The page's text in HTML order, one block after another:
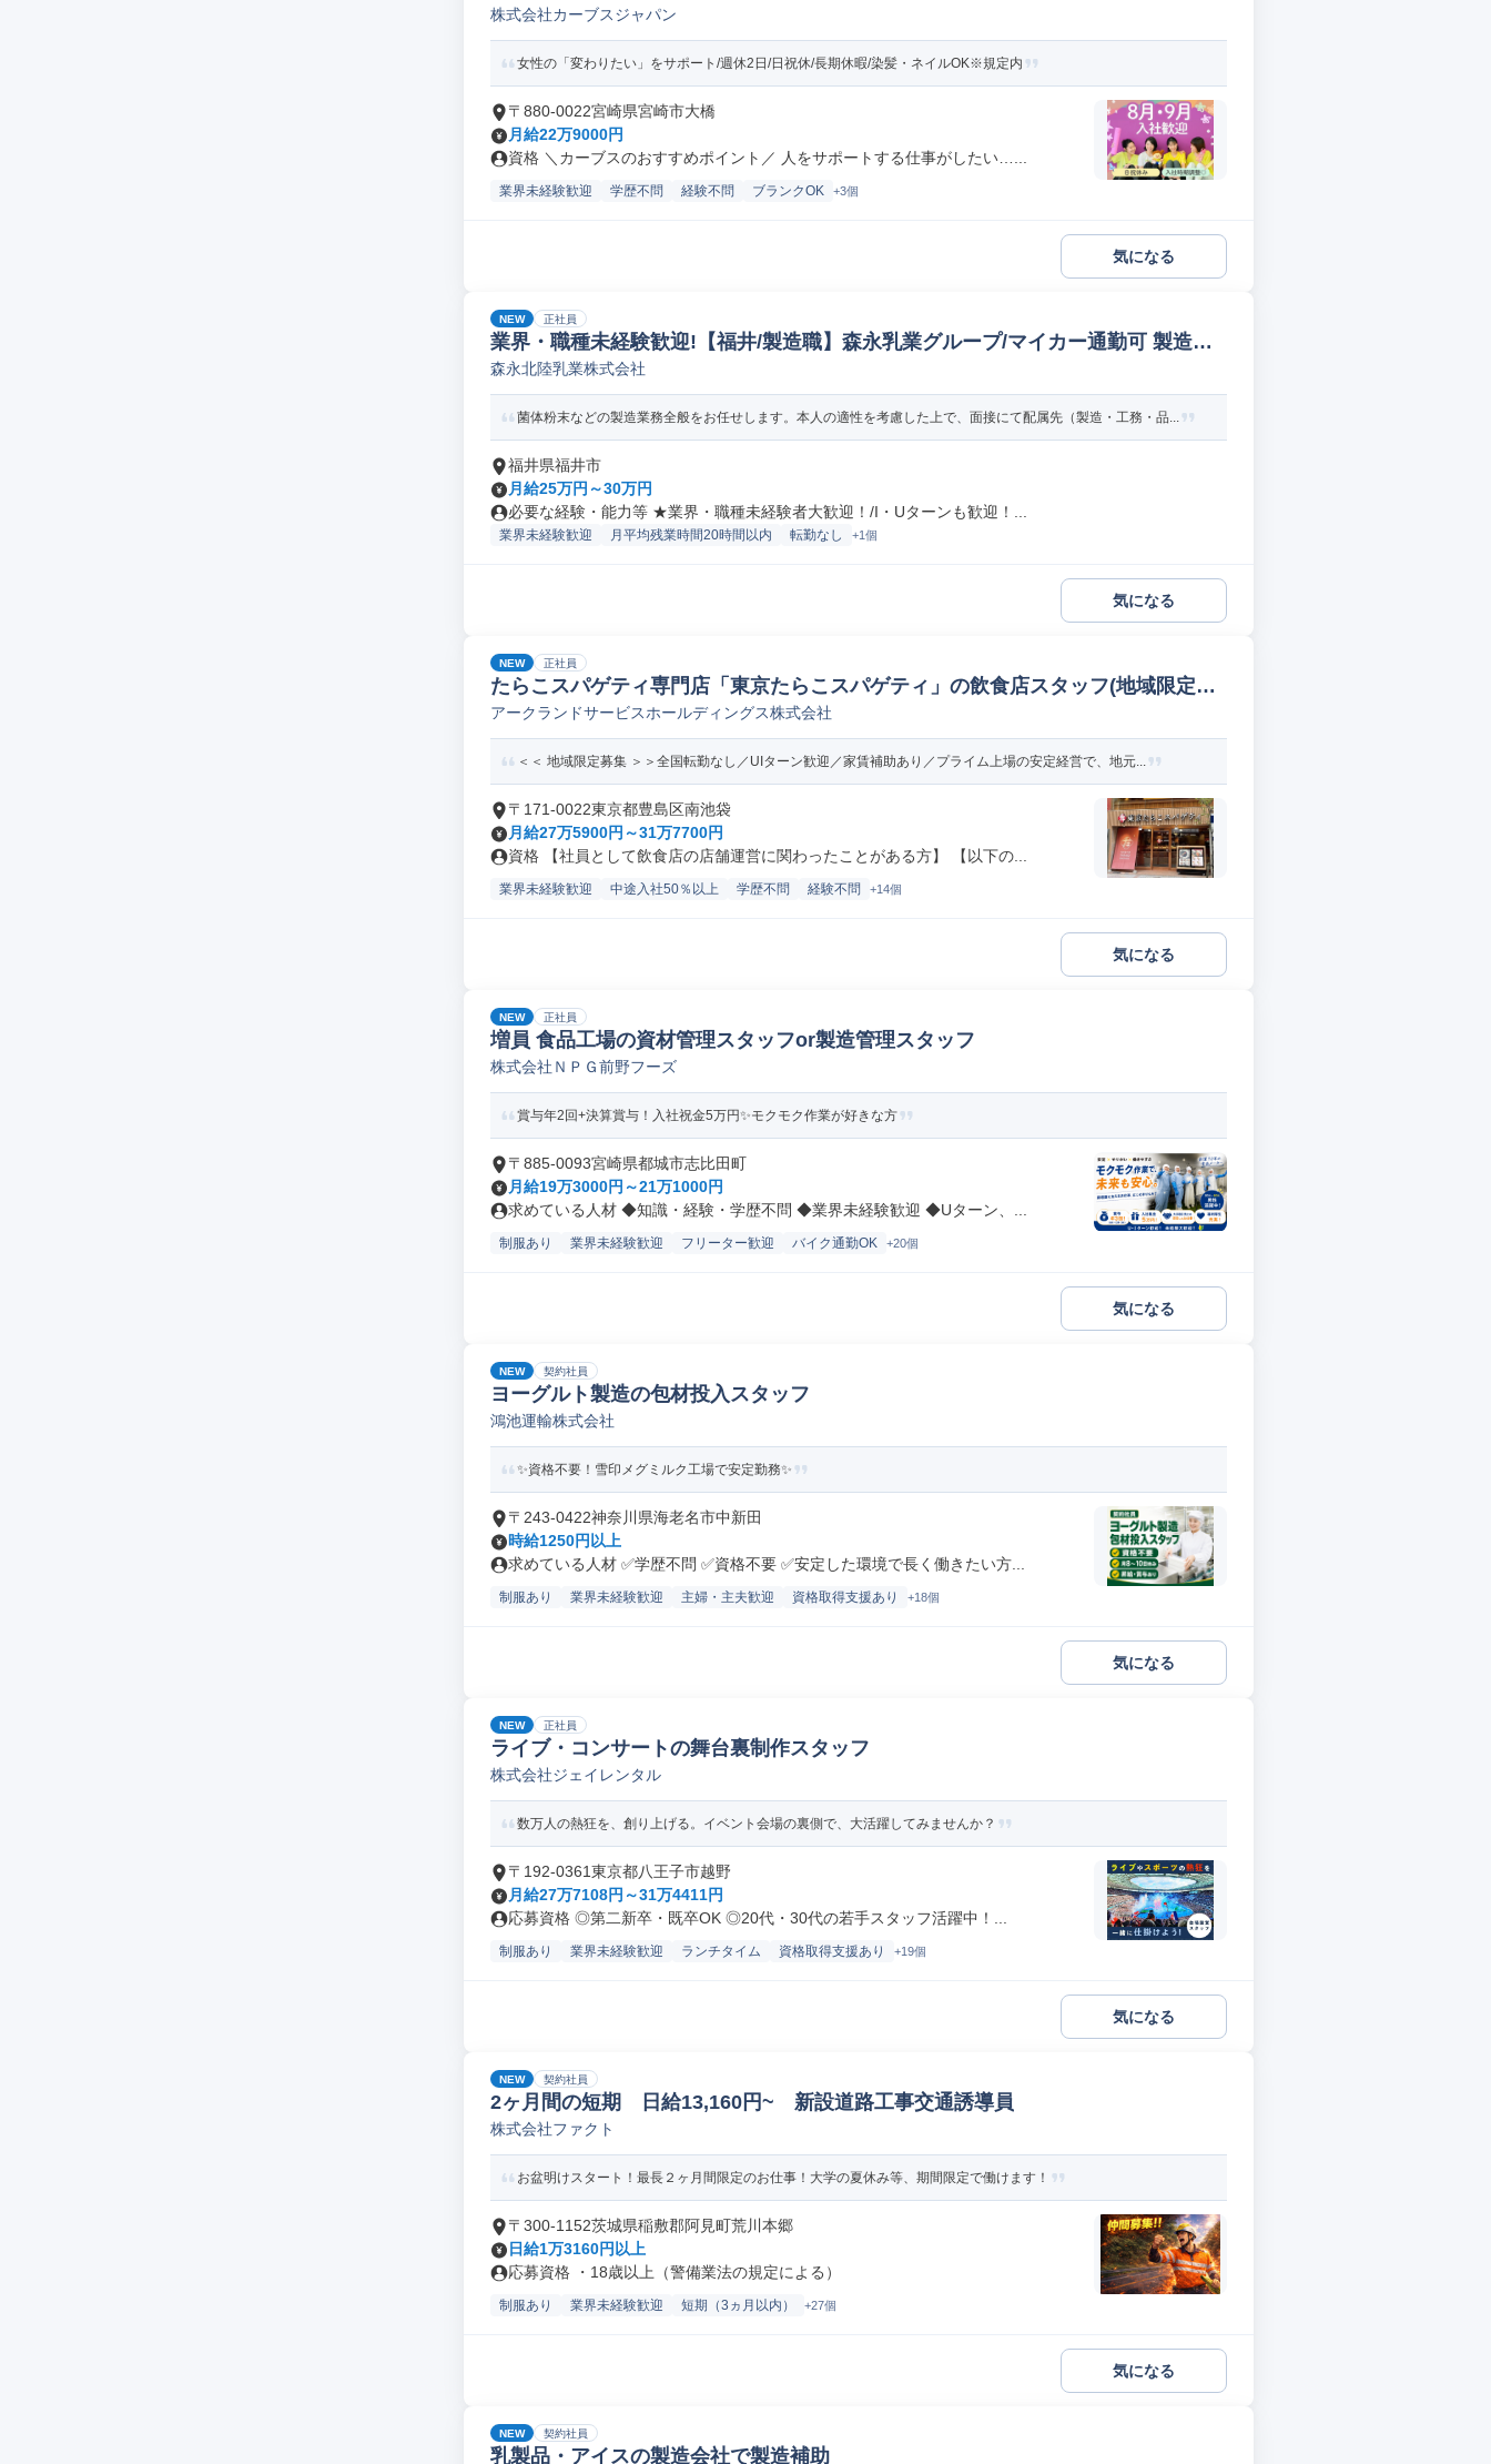
株式会社カーブスジャパン
女性の「変わりたい」をサポート/週休2日/日祝休/長期休暇/染髪・ネイルOK※規定内
〒880-0022宮崎県宮崎市大橋
月給22万9000円
資格 ＼カーブスのおすすめポイント／ 人をサポートする仕事がしたい…...
業界未経験歓迎 学歴不問 経験不問 ブランクOK +3個
気になる
NEW 正社員
業界・職種未経験歓迎!【福井/製造職】森永乳業グループ/マイカー通勤可 製造オ
ペレーター/ラインマネージャー(食品/飲料/たばこ)
森永北陸乳業株式会社
菌体粉末などの製造業務全般をお任せします。本人の適性を考慮した上で、面接にて配属先（製造・工務・品...
福井県福井市
月給25万円～30万円
必要な経験・能力等 ★業界・職種未経験者大歓迎！/I・Uターンも歓迎！...
業界未経験歓迎 月平均残業時間20時間以内 転勤なし +1個
気になる
NEW 正社員
たらこスパゲティ専門店「東京たらこスパゲティ」の飲食店スタッフ(地域限定社
員/転勤なし)
アークランドサービスホールディングス株式会社
＜＜ 地域限定募集 ＞＞全国転勤なし／UIターン歓迎／家賃補助あり／プライム上場の安定経営で、地元...
〒171-0022東京都豊島区南池袋
月給27万5900円～31万7700円
資格 【社員として飲食店の店舗運営に関わったことがある方】 【以下の...
業界未経験歓迎 中途入社50％以上 学歴不問 経験不問 +14個
気になる
NEW 正社員
増員 食品工場の資材管理スタッフor製造管理スタッフ
株式会社ＮＰＧ前野フーズ
賞与年2回+決算賞与！入社祝金5万円✨モクモク作業が好きな方
〒885-0093宮崎県都城市志比田町
月給19万3000円～21万1000円
求めている人材 ◆知識・経験・学歴不問 ◆業界未経験歓迎 ◆Uターン、...
制服あり 業界未経験歓迎 フリーター歓迎 バイク通勤OK +20個
気になる
NEW 契約社員
ヨーグルト製造の包材投入スタッフ
鴻池運輸株式会社
✨資格不要！雪印メグミルク工場で安定勤務✨
〒243-0422神奈川県海老名市中新田
時給1250円以上
求めている人材 ✅学歴不問 ✅資格不要 ✅安定した環境で長く働きたい方...
制服あり 業界未経験歓迎 主婦・主夫歓迎 資格取得支援あり +18個
気になる
NEW 正社員
ライブ・コンサートの舞台裏制作スタッフ
株式会社ジェイレンタル
数万人の熱狂を、創り上げる。イベント会場の裏側で、大活躍してみませんか？
〒192-0361東京都八王子市越野
月給27万7108円～31万4411円
応募資格 ◎第二新卒・既卒OK ◎20代・30代の若手スタッフ活躍中！...
制服あり 業界未経験歓迎 ランチタイム 資格取得支援あり +19個
気になる
NEW 契約社員
2ヶ月間の短期 日給13,160円~ 新設道路工事交通誘導員
株式会社ファクト
お盆明けスタート！最長２ヶ月間限定のお仕事！大学の夏休み等、期間限定で働けます！
〒300-1152茨城県稲敷郡阿見町荒川本郷
日給1万3160円以上
応募資格 ・18歳以上（警備業法の規定による）
制服あり 業界未経験歓迎 短期（3ヵ月以内） +27個
気になる
NEW 契約社員
乳製品・アイスの製造会社で製造補助